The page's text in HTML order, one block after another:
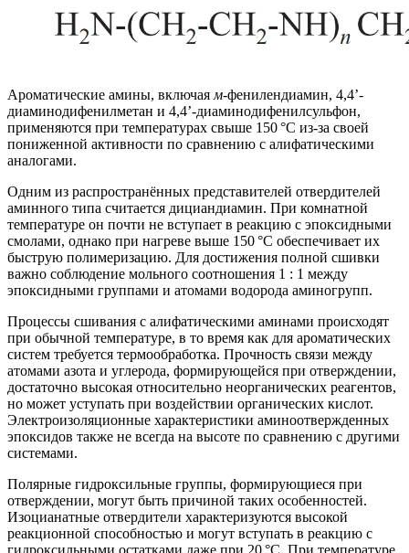
Ароматические амины, включая м-фенилендиамин, 4,4’-
диаминодифенилметан и 4,4’-диаминодифенилсульфон,
применяются при температурах свыше 150 °C из-за своей
пониженной активности по сравнению с алифатическими
аналогами.
Одним из распространённых представителей отвердителей
аминного типа считается дициандиамин. При комнатной
температуре он почти не вступает в реакцию с эпоксидными
смолами, однако при нагреве выше 150 °C обеспечивает их
быструю полимеризацию. Для достижения полной сшивки
важно соблюдение мольного соотношения 1 : 1 между
эпоксидными группами и атомами водорода аминогрупп.
Процессы сшивания с алифатическими аминами происходят
при обычной температуре, в то время как для ароматических
систем требуется термообработка. Прочность связи между
атомами азота и углерода, формирующейся при отверждении,
достаточно высокая относительно неорганических реагентов,
но может уступать при воздействии органических кислот.
Электроизоляционные характеристики аминоотвержденных
эпоксидов также не всегда на высоте по сравнению с другими
системами.
Полярные гидроксильные группы, формирующиеся при
отверждении, могут быть причиной таких особенностей.
Изоцианатные отвердители характеризуются высокой
реакционной способностью и могут вступать в реакцию с
гидроксильными остатками даже при 20 °C. При температуре